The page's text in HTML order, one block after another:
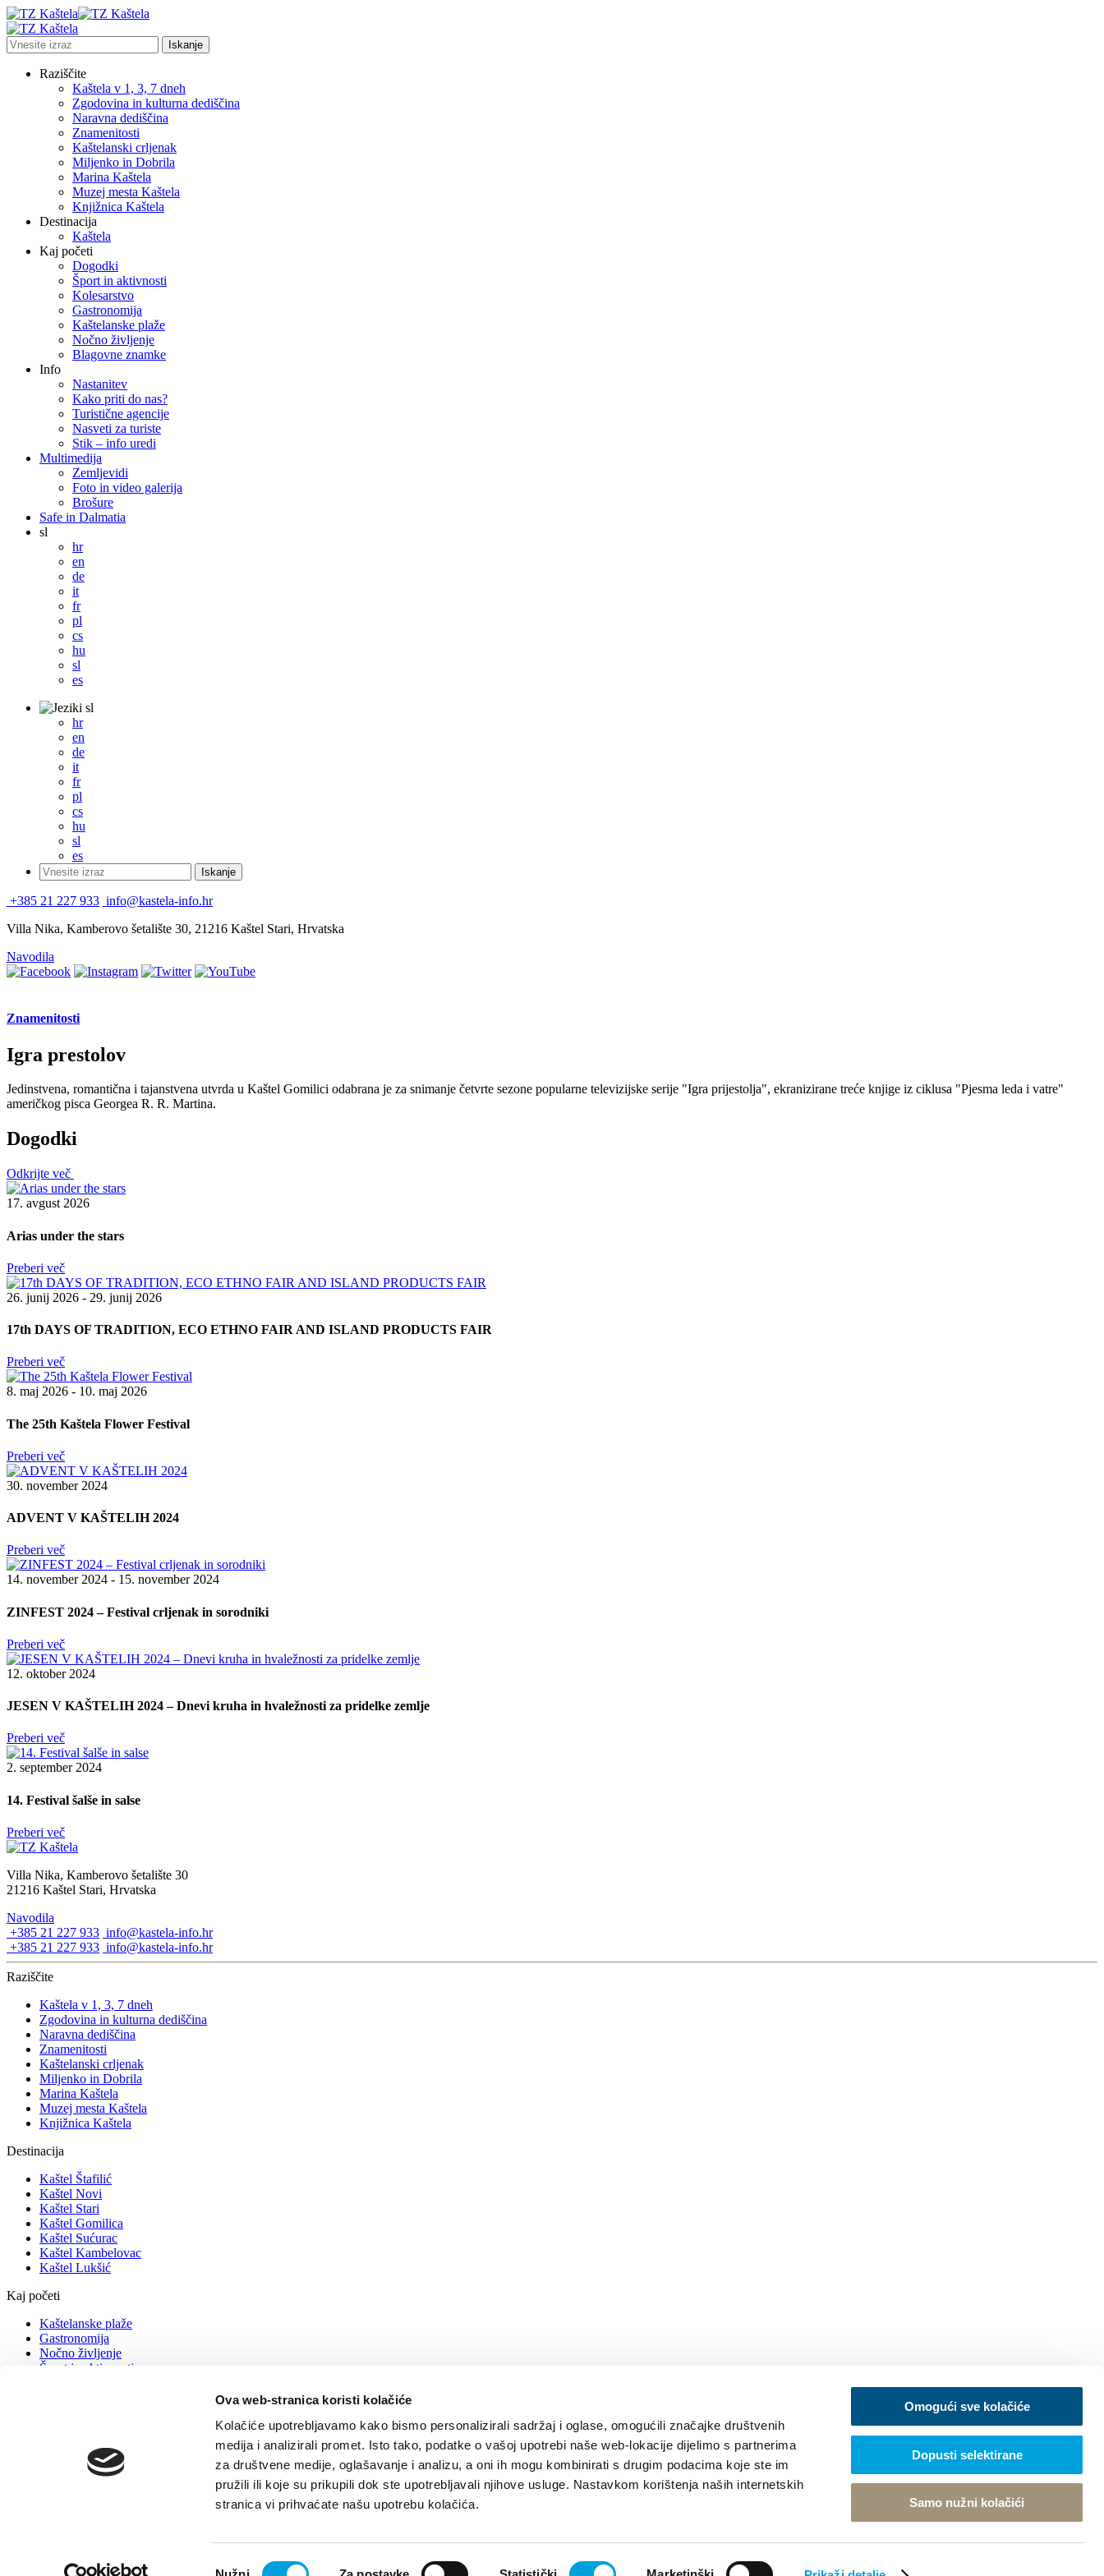
Ova web-stranica koristi kolačiće
Kolačiće upotrebljavamo kako bismo personalizirali sadržaj i oglase, omogućili značajke društvenih
medija i analizirali promet. Isto tako, podatke o vašoj upotrebi naše web-lokacije dijelimo s partnerima
za društvene medije, oglašavanje i analizu, a oni ih mogu kombinirati s drugim podacima koje ste im
pružili ili koje su prikupili dok ste upotrebljavali njihove usluge. Nastavkom korištenja naših internetskih
stranica vi prihvaćate našu upotrebu kolačića.
Omogući sve kolačiće
Dopusti selektirane
Samo nužni kolačići
Raziščite
Kaštela v 1, 3, 7 dneh
Zgodovina in kulturna dediščina
Naravna dediščina
Znamenitosti
Kaštelanski crljenak
Miljenko in Dobrila
Marina Kaštela
Muzej mesta Kaštela
Knjižnica Kaštela
Destinacija
Kaštela
Kaj početi
Dogodki
Šport in aktivnosti
Kolesarstvo
Gastronomija
Kaštelanske plaže
Nočno življenje
Blagovne znamke
Info
Nastanitev
Kako priti do nas?
Turistične agencije
Nasveti za turiste
Stik – info uredi
Multimedija
Zemljevidi
Foto in video galerija
Brošure
Safe in Dalmatia
sl
hr
en
de
it
fr
pl
cs
hu
sl
es
sl
hr
en
de
it
fr
pl
cs
hu
sl
es
+385 21 227 933 info@kastela-info.hr
Villa Nika, Kamberovo šetalište 30, 21216 Kaštel Stari, Hrvatska
Navodila
Znamenitosti
Igra prestolov
Jedinstvena, romantična i tajanstvena utvrda u Kaštel Gomilici odabrana je za snimanje četvrte sezone popularne televizijske serije "Igra prijestolja", ekranizirane treće knjige iz ciklusa "Pjesma leda i vatre"
američkog pisca Georgea R. R. Martina.
Dogodki
Odkrijte več
17. avgust 2026
Arias under the stars
Preberi več
26. junij 2026 - 29. junij 2026
17th DAYS OF TRADITION, ECO ETHNO FAIR AND ISLAND PRODUCTS FAIR
Preberi več
8. maj 2026 - 10. maj 2026
The 25th Kaštela Flower Festival
Preberi več
30. november 2024
ADVENT V KAŠTELIH 2024
Preberi več
14. november 2024 - 15. november 2024
ZINFEST 2024 – Festival crljenak in sorodniki
Preberi več
12. oktober 2024
JESEN V KAŠTELIH 2024 – Dnevi kruha in hvaležnosti za pridelke zemlje
Preberi več
2. september 2024
14. Festival šalše in salse
Preberi več
Villa Nika, Kamberovo šetalište 30
21216 Kaštel Stari, Hrvatska
Navodila
+385 21 227 933 info@kastela-info.hr
+385 21 227 933 info@kastela-info.hr
Raziščite
Kaštela v 1, 3, 7 dneh
Zgodovina in kulturna dediščina
Naravna dediščina
Znamenitosti
Kaštelanski crljenak
Miljenko in Dobrila
Marina Kaštela
Muzej mesta Kaštela
Knjižnica Kaštela
Destinacija
Kaštel Štafilić
Kaštel Novi
Kaštel Stari
Kaštel Gomilica
Kaštel Sućurac
Kaštel Kambelovac
Kaštel Lukšić
Kaj početi
Kaštelanske plaže
Gastronomija
Nočno življenje
Šport in aktivnosti
Kako priti do nas?
Nasveti za turiste